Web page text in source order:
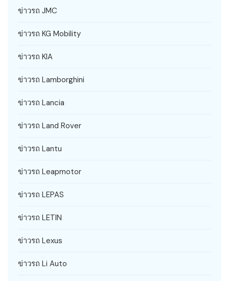
ข่าวรถ JMC
ข่าวรถ KG Mobility
ข่าวรถ KIA
ข่าวรถ Lamborghini
ข่าวรถ Lancia
ข่าวรถ Land Rover
ข่าวรถ Lantu
ข่าวรถ Leapmotor
ข่าวรถ LEPAS
ข่าวรถ LETIN
ข่าวรถ Lexus
ข่าวรถ Li Auto